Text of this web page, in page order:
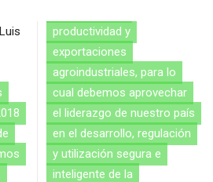
productividad y
exportaciones
e